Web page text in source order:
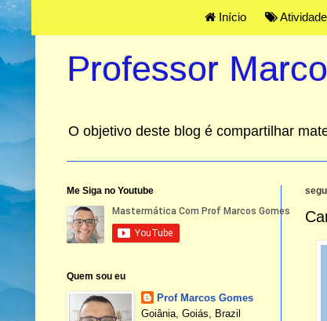
Início Atividade
Professor
O objetivo deste blog é compartilhar
Me Siga no Youtube
Quem sou eu
Prof Marcos Gomes
Goiânia, Goiás, Brazil